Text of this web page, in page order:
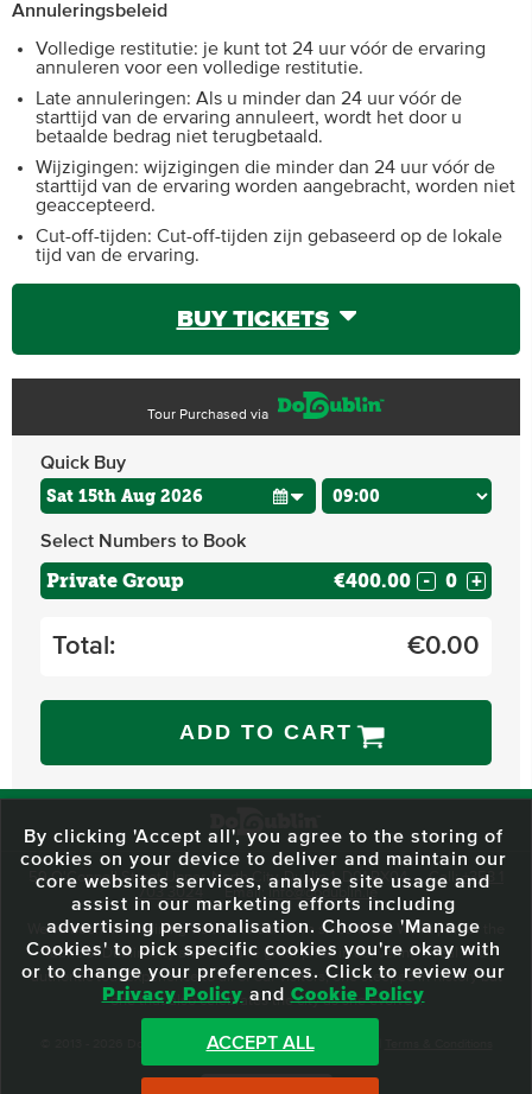
Annuleringsbeleid
Volledige restitutie: je kunt tot 24 uur vóór de ervaring
annuleren voor een volledige restitutie.
Late annuleringen: Als u minder dan 24 uur vóór de
starttijd van de ervaring annuleert, wordt het door u
betaalde bedrag niet terugbetaald.
Wijzigingen: wijzigingen die minder dan 24 uur vóór de
starttijd van de ervaring worden aangebracht, worden niet
geaccepteerd.
Cut-off-tijden: Cut-off-tijden zijn gebaseerd op de lokale
tijd van de ervaring.
BUY TICKETS
Tour Purchased via
Quick Buy
Select Numbers to Book
Private Group €400.00 - +
Total: €0.00
ADD TO CART
59 O'Connell Street Upper, North City, Dublin 1, D01 RX04 Call:+353 1
703 3024
Email: info@dodublin.ie
We've been entertaining visitors to our town since 1988. We're part of the
fabric of Dublin City and we take great pride in delivering a real and
authentic tour experience to all of our visitors, one steeped in history but
one that also celebrates the city as she evolves.
© 2013 - 2026 DoDublin. All Rights Reserved.
By clicking 'Accept all', you agree to the storing of
cookies on your device to deliver and maintain our
core websites services, analyse site usage and
assist in our marketing efforts including
advertising personalisation. Choose 'Manage
Cookies' to pick specific cookies you're okay with
or to change your preferences. Click to review our
Privacy Policy and Cookie Policy
ACCEPT ALL